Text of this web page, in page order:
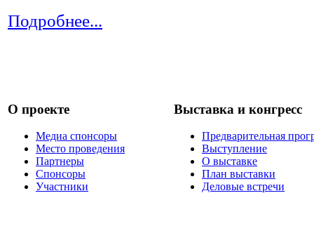
Подробнее...
О проекте
Медиа спонсоры
Место проведения
Партнеры
Спонсоры
Участники
Выставка и конгресс
Предварительная
Выступление
О выставке
План выставки
Деловые встречи